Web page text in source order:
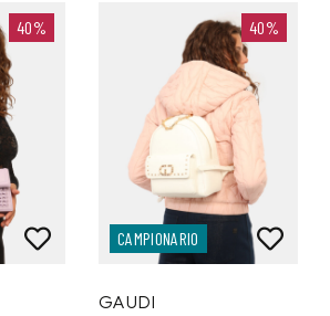
40% 40%
CAMPIONARIO
GAUDI